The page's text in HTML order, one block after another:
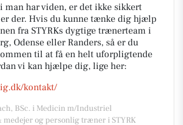
man har viden, er det ikke sikkert
der. Hvis du kunne tænke dig hjælp
fra STYRKs dygtige trænerteam i
Odense eller Randers, så er du
til at få en helt uforpligtende
vi kan hjælpe dig, lige her:
kontakt/
BSc. i Medicin m/Industriel
medejer og personlig træner i STYRK